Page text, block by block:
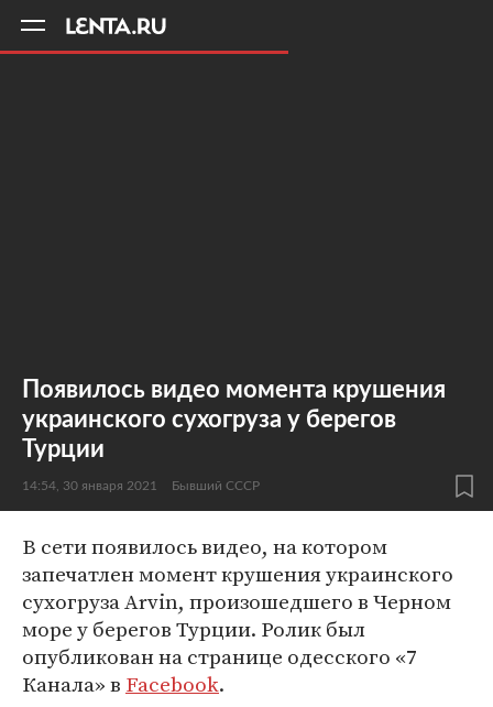
Появилось видео момента крушения
украинского сухогруза у берегов
Турции
14:54, 30 января 2021 Бывший СССР
В сети появилось видео, на котором
запечатлен момент крушения украинского
сухогруза Arvin, произошедшего в Черном
море у берегов Турции. Ролик был
опубликован на странице одесского «7
Канала» в Facebook.